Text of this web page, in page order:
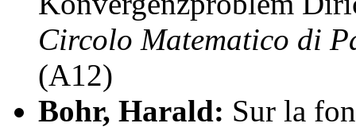
Circolo Matematico di
(A12)
Bohr, Harald: Sur la